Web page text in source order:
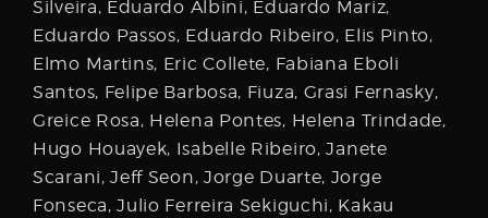
Silveira, Eduardo Albini, Eduardo Mariz,
Eduardo Passos, Eduardo Ribeiro, Elis Pinto,
Elmo Martins, Eric Collete, Fabiana Eboli
Santos, Felipe Barbosa, Fiuza, Grasi Fernasky,
Greice Rosa, Helena Pontes, Helena Trindade,
Hugo Houayek, Isabelle Ribeiro, Janete
Scarani, Jeff Seon, Jorge Duarte, Jorge
Fonseca, Julio Ferreira Sekiguchi, Kakau